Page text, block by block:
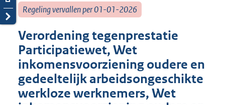
Regeling vervallen per 01-01-2026
Verordening tegenprestatie
Participatiewet, Wet
inkomensvoorziening oudere en
gedeeltelijk arbeidsongeschikte
werkloze werknemers, Wet